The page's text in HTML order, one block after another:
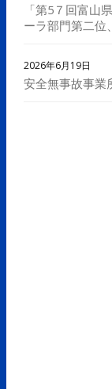
「第5７回富山
ーラ部門第二位
2026年6月19日
安全無事故事業